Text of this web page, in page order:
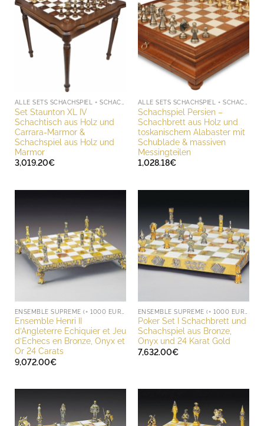
Set Staunton XL IV
Schachtisch aus Holz und
Carrara-Marmor &
Schachspiel aus Holz und
Marmor
3,019.20€
Schachspiel Persien –
Schachbrett aus Holz und
toskanischem Alabaster mit
Schublade & massiven
Messingteilen
1,028.18€
Ensemble Henri II
d’Angleterre Echiquier et Jeu
d’Echecs en Bronze, Onyx et
Or 24 Carats
9,072.00€
Poker Set I Schachbrett und
Schachspiel aus Bronze,
Onyx und 24 Karat Gold
7,632.00€